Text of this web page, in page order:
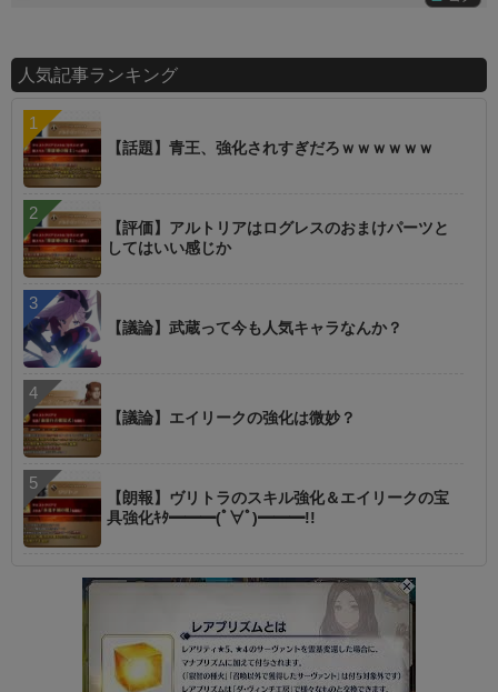
人気記事ランキング
【話題】青王、強化されすぎだろｗｗｗｗｗｗ
【評価】アルトリアはログレスのおまけパーツと
してはいい感じか
【議論】武蔵って今も人気キャラなんか？
【議論】エイリークの強化は微妙？
【朗報】ヴリトラのスキル強化＆エイリークの宝
具強化ｷﾀ━━━(ﾟ∀ﾟ)━━━!!